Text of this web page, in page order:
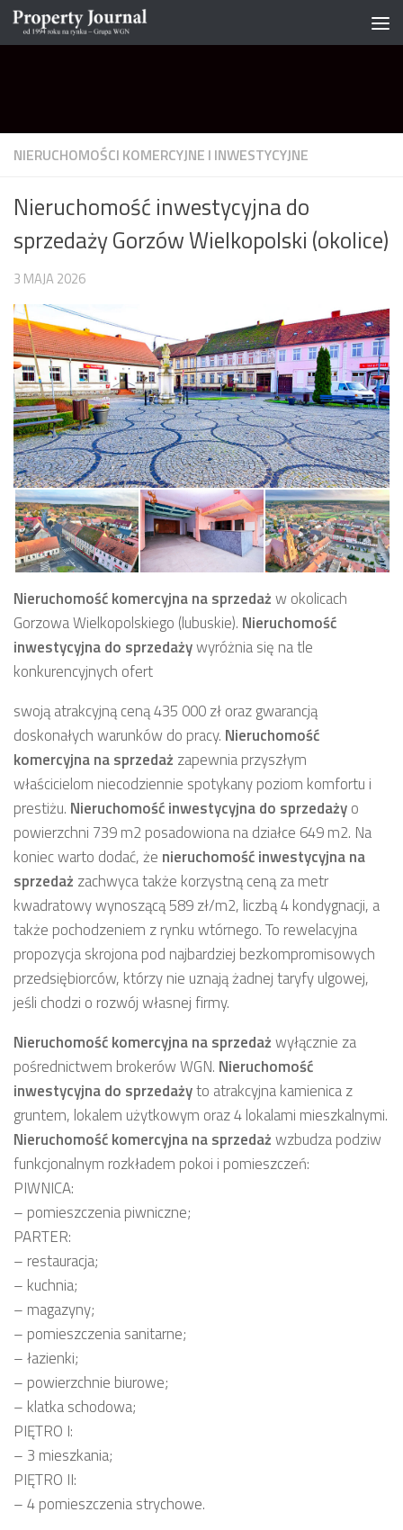
Skip to content
NIERUCHOMOŚCI KOMERCYJNE I INWESTYCYJNE
Nieruchomość inwestycyjna do
sprzedaży Gorzów Wielkopolski (okolice)
3 MAJA 2026
Nieruchomość komercyjnana sprzedażw okolicach
Gorzowa Wielkopolskiego (lubuskie). Nieruchomość
inwestycyjnado sprzedażywyróżnia się na tle
konkurencyjnych ofert
swoją atrakcyjną ceną 435 000 zł oraz gwarancją
doskonałych warunków do pracy. Nieruchomość
komercyjnana sprzedaż zapewnia przyszłym
właścicielom niecodziennie spotykany poziom komfortu i
prestiżu. Nieruchomość inwestycyjnado sprzedażyo
powierzchni 739 m2 posadowiona na działce 649 m2. Na
koniec warto dodać, że nieruchomość inwestycyjnana
sprzedaż zachwyca także korzystną ceną za metr
kwadratowy wynoszącą 589 zł/m2, liczbą 4 kondygnacji, a
także pochodzeniem z rynku wtórnego. To rewelacyjna
propozycja skrojona pod najbardziej bezkompromisowych
przedsiębiorców, którzy nie uznają żadnej taryfy ulgowej,
jeśli chodzi o rozwój własnej firmy.
Nieruchomość komercyjnana sprzedażwyłącznie za
pośrednictwem brokerów WGN. Nieruchomość
inwestycyjnado sprzedażyto atrakcyjna kamienica z
gruntem, lokalem użytkowym oraz 4 lokalami mieszkalnymi.
Nieruchomość komercyjnana sprzedażwzbudza podziw
funkcjonalnym rozkładem pokoi i pomieszczeń:
PIWNICA:
– pomieszczenia piwniczne;
PARTER:
– restauracja;
– kuchnia;
– magazyny;
– pomieszczenia sanitarne;
– łazienki;
– powierzchnie biurowe;
– klatka schodowa;
PIĘTRO I:
– 3 mieszkania;
PIĘTRO II:
– 4 pomieszczenia strychowe.